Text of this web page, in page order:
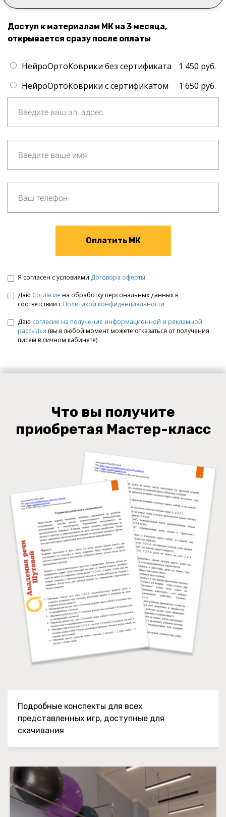
Доступ к материалам МК на 3 месяца,
открывается сразу после оплаты
НейроОртоКоврики без сертификата
1 450 руб.
НейроОртоКоврики с сертификатом
1 650 руб.
Оплатить МК
Я согласен с условиями Договора оферты
Даю Согласие на обработку персональных данных в
соответствии с Политикой конфиденциальности
Даю согласие на получение информационной и рекламной
рассылки (вы в любой момент можете отказаться от получения
писем в личном кабинете)
Что вы получите
приобретая Мастер-класс
Подробные конспекты для всех
представленных игр, доступные для
скачивания